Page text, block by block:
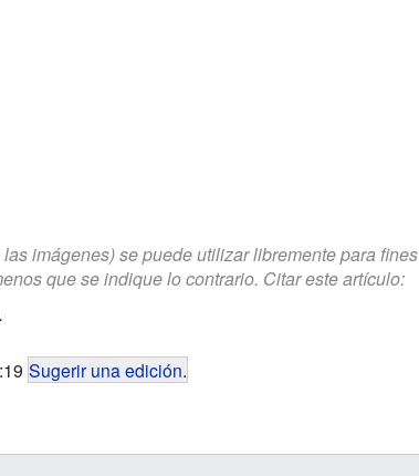
imágenes) se puede utilizar libremente para fines
que se indique lo contrario. Citar este artículo:
Sugerir una edición.